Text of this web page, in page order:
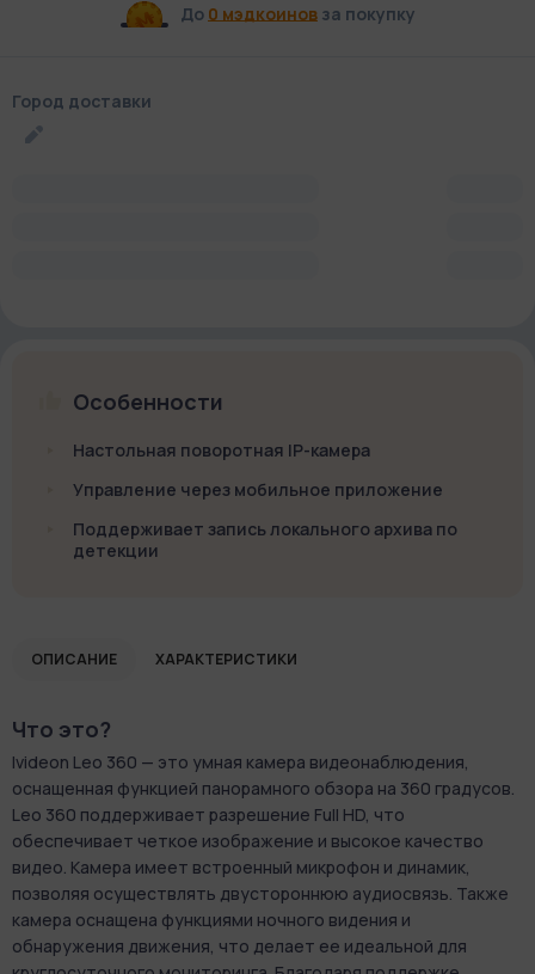
До 0 мэдкоиновза покупку
Город доставки
Особенности
Настольная поворотная IP-камера
Управление через мобильное приложение
Поддерживает запись локального архива по
детекции
ОПИСАНИЕ ХАРАКТЕРИСТИКИ
Что это?
Ivideon Leo 360 — это умная камера видеонаблюдения,
оснащенная функцией панорамного обзора на 360 градусов.
Leo 360 поддерживает разрешение Full HD, что
обеспечивает четкое изображение и высокое качество
видео. Камера имеет встроенный микрофон и динамик,
позволяя осуществлять двустороннюю аудиосвязь. Также
камера оснащена функциями ночного видения и
обнаружения движения, что делает ее идеальной для